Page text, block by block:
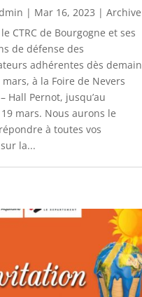
| Mar 16, 2023 | Archive
CTRC de Bourgogne et ses
de défense des
adhérentes dès demain
à la Foire de Nevers
Hall Pernot, jusqu’au
mars. Nous aurons le
à toutes vos
la...